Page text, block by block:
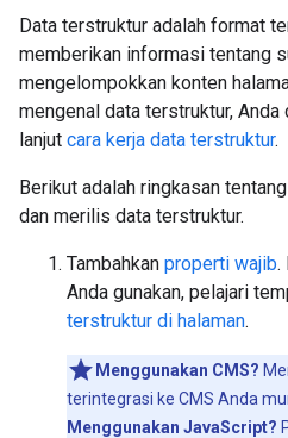
Data terstruktur adalah format
memberikan informasi tentang
mengelompokkan konten
mengenal data terstruktur,
lanjut cara kerja data terstruktur.
Berikut adalah ringkasan
dan merilis data terstruktur.
Tambahkan properti wajib.
Anda gunakan, pelajari
terstruktur di halaman.
Menggunakan CMS?
terintegrasi ke CMS Anda
Menggunakan JavaScript?